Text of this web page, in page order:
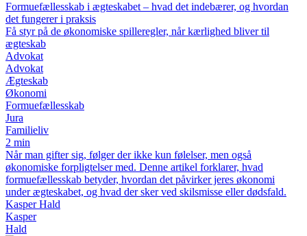
Formuefællesskab i ægteskabet – hvad det indebærer, og hvordan
det fungerer i praksis
Få styr på de økonomiske spilleregler, når kærlighed bliver til
ægteskab
Advokat
Advokat
Ægteskab
Økonomi
Formuefællesskab
Jura
Familieliv
2 min
Når man gifter sig, følger der ikke kun følelser, men også
økonomiske forpligtelser med. Denne artikel forklarer, hvad
formuefællesskab betyder, hvordan det påvirker jeres økonomi
under ægteskabet, og hvad der sker ved skilsmisse eller dødsfald.
Kasper Hald
Kasper
Hald